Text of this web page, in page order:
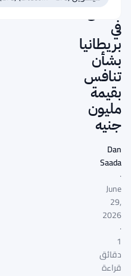
في
بريطانيا
بشأن
تنافس
بقيمة
مليون
جنيه
Dan
Saada
·
June
29,
2026
·
1
دقائق
قراءة